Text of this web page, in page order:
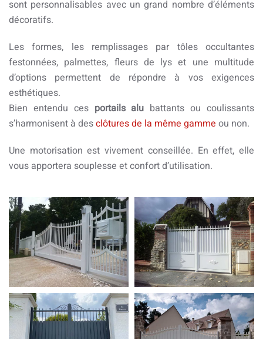
sont personnalisables avec un grand nombre d’éléments
décoratifs.
Les formes, les remplissages par tôles occultantes
festonnées, palmettes, fleurs de lys et une multitude
d’options permettent de répondre à vos exigences
esthétiques.
Bien entendu ces portails alu battants ou coulissants
s’harmonisent à desclôtures de la même gamme ou non.
Une motorisation est vivement conseillée. En effet, elle
vous apportera souplesse et confort d’utilisation.